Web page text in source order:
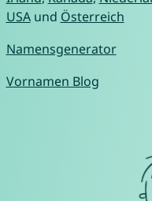
USAund Österreich
Namensgenerator
Vornamen Blog